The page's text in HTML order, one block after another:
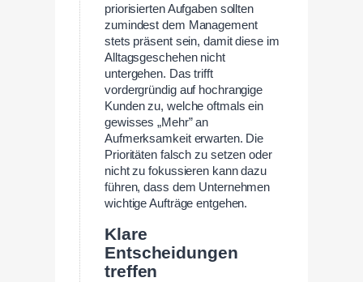
priorisierten Aufgaben sollten
zumindest dem Management
stets präsent sein, damit diese im
Alltagsgeschehen nicht
untergehen. Das trifft
vordergründig auf hochrangige
Kunden zu, welche oftmals ein
gewisses „Mehr” an
Aufmerksamkeit erwarten. Die
Prioritäten falsch zu setzen oder
nicht zu fokussieren kann dazu
führen, dass dem Unternehmen
wichtige Aufträge entgehen.
Klare
Entscheidungen
treffen